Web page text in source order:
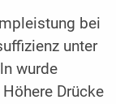
bei
unter
wurde
Drücke